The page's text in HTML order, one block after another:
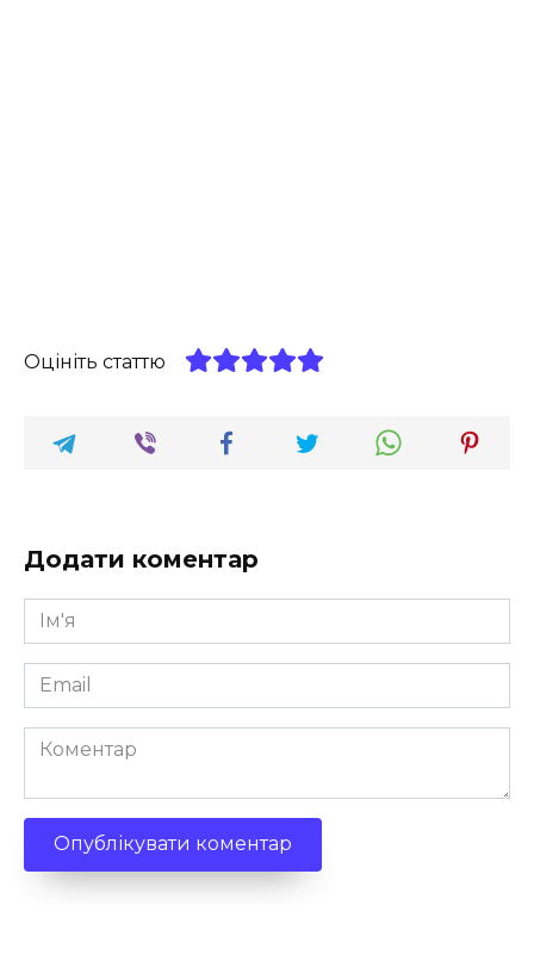
Оцініть статтю
Додати коментар
Ім'я
*
Email
*
Коментар